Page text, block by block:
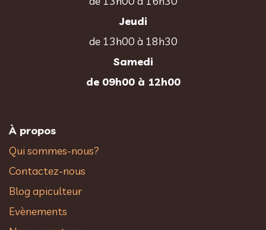
Jeudi
de 13h00 à 18h30
Samedi
de 09h00 à 12h00
À propos
Qui sommes-nous?
Contactez-nous
Blog apiculteur
Evènements